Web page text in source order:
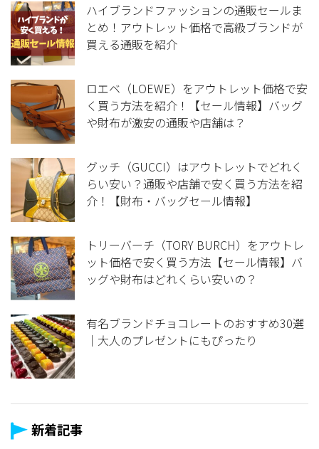
ハイブランドファッションの通販セールま
とめ！アウトレット価格で高級ブランドが
買える通販を紹介
ロエベ（LOEWE）をアウトレット価格で安
く買う方法を紹介！【セール情報】バッグ
や財布が激安の通販や店舗は？
グッチ（GUCCI）はアウトレットでどれく
らい安い？通販や店舗で安く買う方法を紹
介！【財布・バッグセール情報】
トリーバーチ（TORY BURCH）をアウトレ
ット価格で安く買う方法【セール情報】バ
ッグや財布はどれくらい安いの？
有名ブランドチョコレートのおすすめ30選
｜大人のプレゼントにもぴったり
新着記事